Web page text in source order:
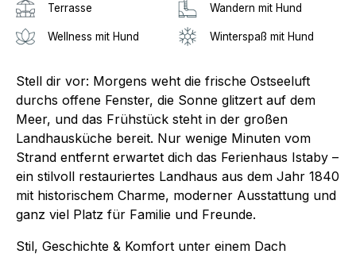
Terrasse Wandern mit Hund
Wellness mit Hund Winterspaß mit Hund
Stell dir vor: Morgens weht die frische Ostseeluft
durchs offene Fenster, die Sonne glitzert auf dem
Meer, und das Frühstück steht in der großen
Landhausküche bereit. Nur wenige Minuten vom
Strand entfernt erwartet dich das Ferienhaus Istaby –
ein stilvoll restauriertes Landhaus aus dem Jahr 1840
mit historischem Charme, moderner Ausstattung und
ganz viel Platz für Familie und Freunde.
Stil, Geschichte & Komfort unter einem Dach